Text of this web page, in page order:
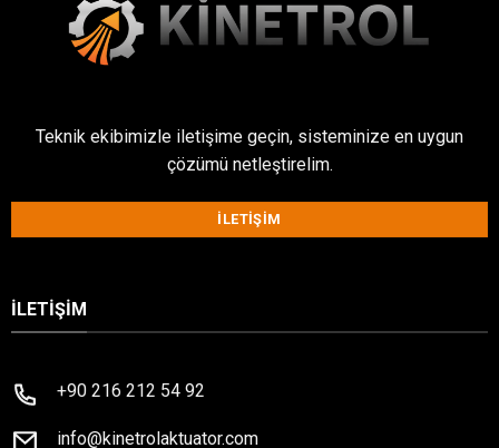
Teknik ekibimizle iletişime geçin, sisteminize en uygun
çözümü netleştirelim.
İLETIŞIM
İLETIŞIM
+90 216 212 54 92
info@kinetrolaktuator.com